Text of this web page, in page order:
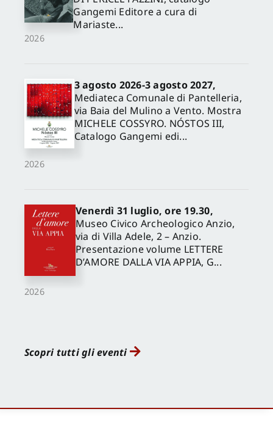
2026
Gangemi Editore a cura di
Mariaste...
2026
3 agosto 2026-3 agosto 2027,
Mediateca Comunale di Pantelleria,
via Baia del Mulino a Vento. Mostra
MICHELE COSSYRO. NÓSTOS III,
Catalogo Gangemi edi...
2026
Venerdì 31 luglio, ore 19.30,
Museo Civico Archeologico Anzio,
via di Villa Adele, 2 – Anzio.
Presentazione volume LETTERE
D’AMORE DALLA VIA APPIA, G...
Scopri tutti gli eventi